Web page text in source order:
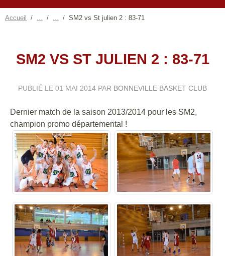
Accueil SM2 vs St julien 2 : 83-71
SM2 VS ST JULIEN 2 : 83-71
PUBLIÉ LE 01 MAI 2014 PAR BONNEVILLE BASKET CLUB
Dernier match de la saison 2013/2014 pour les SM2,
champion promo départemental !